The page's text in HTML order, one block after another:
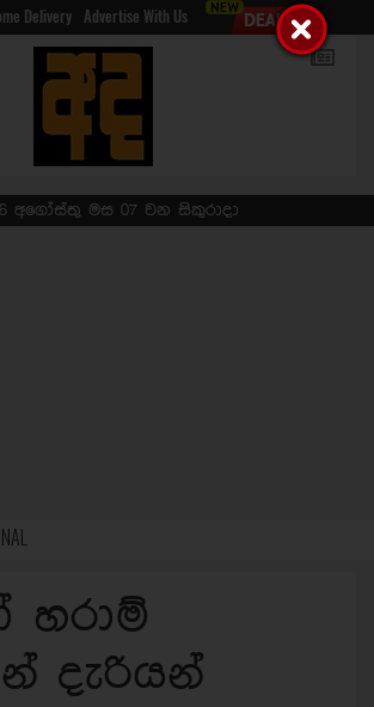
Delivery Advertise With Us
අගෝස්තු මස 07 වන සිකුරාදා
දැරියන්